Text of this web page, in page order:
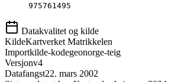
975761495
Datakvalitet og kilde
KildeKartverket Matrikkelen
Importkilde-kodegeonorge-teig
Versjonv4
Datafangst22. mars 2002